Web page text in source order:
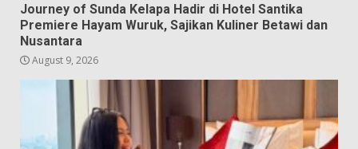
Journey of Sunda Kelapa Hadir di Hotel Santika
Premiere Hayam Wuruk, Sajikan Kuliner Betawi dan
Nusantara
August 9, 2026